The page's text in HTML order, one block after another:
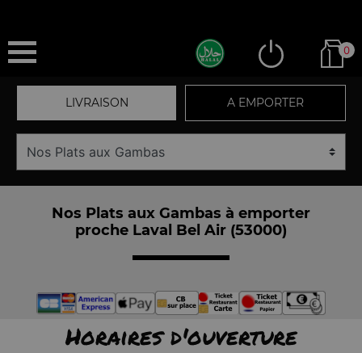
0
LIVRAISON A EMPORTER
Nos Plats aux Gambas à emporter
proche Laval Bel Air (53000)
Horaires d'ouverture